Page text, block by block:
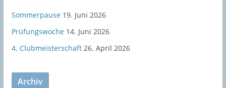
Sommerpause 19. Juni 2026
Prüfungswoche 14. Juni 2026
4. Clubmeisterschaft 26. April 2026
Archiv